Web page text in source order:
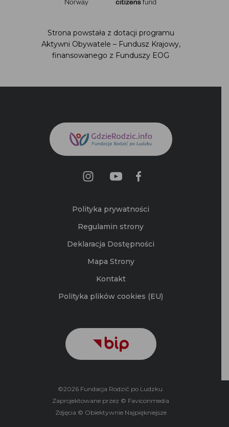
Regulamin strony
Mapa Strony
Polityka plików cookies (EU)
Zdjęcia © Obiektywnie Najpiękniejsze